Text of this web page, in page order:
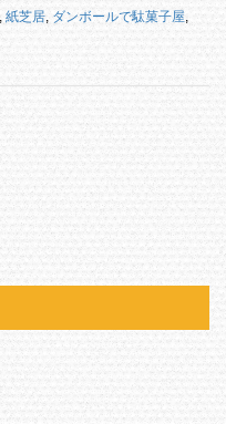
, 紙芝居, ダンボールで駄菓子屋,